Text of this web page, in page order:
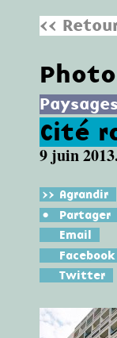
<<
Paysages
Cité
9 juin
>> Agrandir
•
Partager
Email
Facebook
Twitter